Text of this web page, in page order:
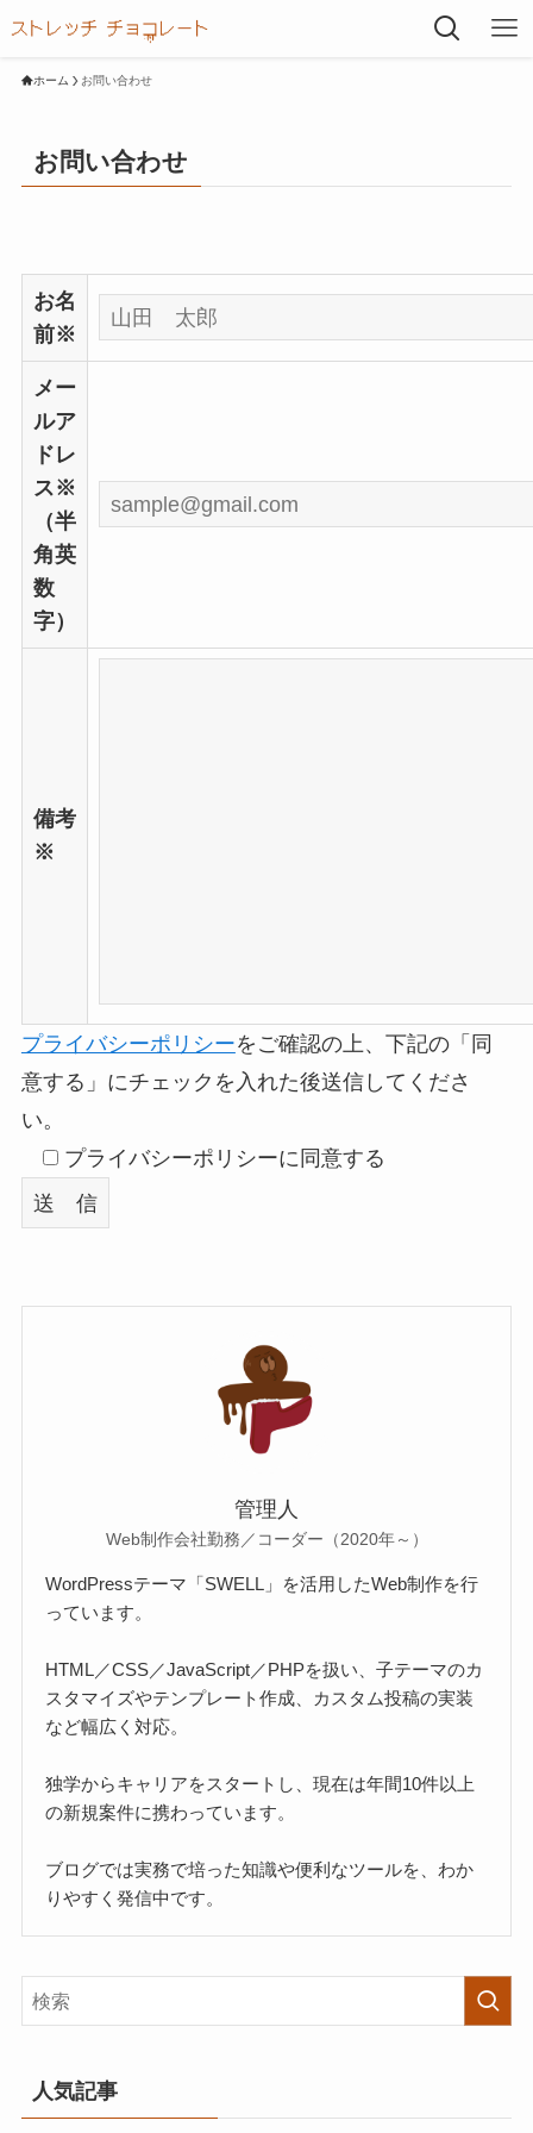
ホーム お問い合わせ
お問い合わせ
こ
の
フ
ー
ル
は
空
の
て
く
お名
前※
メー
ルア
ドレ
ス※
（半
角英
数
字）
備考
※
プライバシーポリシーをご確認の上、下記の「同
意する」にチェックを入れた後送信してくださ
い。
プライバシーポリシーに同意する
管理人
Web制作会社勤務／コーダー（2020年～）
WordPressテーマ「SWELL」を活用したWeb制作を行
っています。
HTML／CSS／JavaScript／PHPを扱い、子テーマのカ
スタマイズやテンプレート作成、カスタム投稿の実装
など幅広く対応。
独学からキャリアをスタートし、現在は年間10件以上
の新規案件に携わっています。
ブログでは実務で培った知識や便利なツールを、わか
りやすく発信中です。
人気記事